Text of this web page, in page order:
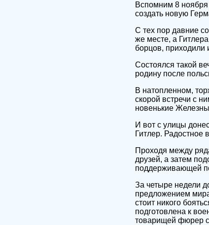
Вспомним 8 ноября
создать новую
С тех пор давние
же месте, а
борцов,
Состоялся такой
родину после
В натопленном,
скорой встречи с
новенькие
И вот с улицы
Гитлер. Радостное
Проходя между
друзей, а затем
поддерживающей
За четыре недели
предложением
стоит никого
подготовлена к
товарищей фюрер